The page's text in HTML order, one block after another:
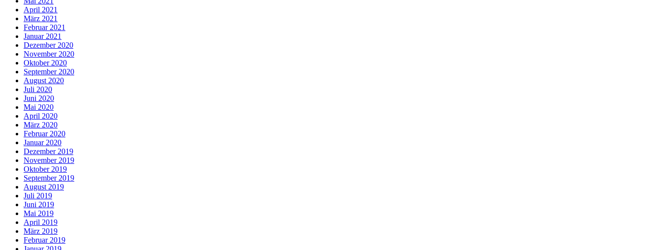
April 2021
März 2021
Februar 2021
Januar 2021
Dezember 2020
November 2020
Oktober 2020
September 2020
August 2020
Juli 2020
Juni 2020
Mai 2020
April 2020
März 2020
Februar 2020
Januar 2020
Dezember 2019
November 2019
Oktober 2019
September 2019
August 2019
Juli 2019
Juni 2019
Mai 2019
April 2019
März 2019
Februar 2019